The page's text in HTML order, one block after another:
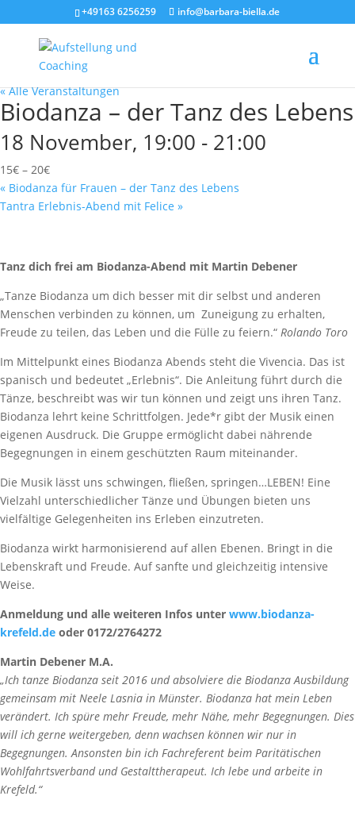
+49163 6256259 info@barbara-biella.de
« Alle Veranstaltungen
Biodanza – der Tanz des Lebens
18 November, 19:00 - 21:00
15€ – 20€
« Biodanza für Frauen – der Tanz des Lebens
Tantra Erlebnis-Abend mit Felice »
Tanz dich frei am Biodanza-Abend mit Martin Debener
„Tanze Biodanza um dich besser mit dir selbst und anderen
Menschen verbinden zu können, um Zuneigung zu erhalten,
Freude zu teilen, das Leben und die Fülle zu feiern.“ Rolando Toro
Im Mittelpunkt eines Biodanza Abends steht die Vivencia. Das ist
spanisch und bedeutet „Erlebnis“. Die Anleitung führt durch die
Tänze, beschreibt was wir tun können und zeigt uns ihren Tanz.
Biodanza lehrt keine Schrittfolgen. Jede*r gibt der Musik einen
eigenen Ausdruck. Die Gruppe ermöglicht dabei nährende
Begegnungen in einem geschützten Raum miteinander.
Die Musik lässt uns schwingen, fließen, springen…LEBEN! Eine
Vielzahl unterschiedlicher Tänze und Übungen bieten uns
vielfältige Gelegenheiten ins Erleben einzutreten.
Biodanza wirkt harmonisierend auf allen Ebenen. Bringt in die
Lebenskraft und Freude. Auf sanfte und gleichzeitig intensive
Weise.
Anmeldung und alle weiteren Infos unter www.biodanza-
krefeld.de oder 0172/2764272
Martin Debener M.A.
„Ich tanze Biodanza seit 2016 und absolviere die Biodanza Ausbildung
gemeinsam mit Neele Lasnia in Münster. Biodanza hat mein Leben
verändert. Ich spüre mehr Freude, mehr Nähe, mehr Begegnungen. Dies
will ich gerne weitergeben, denn wachsen können wir nur in
Begegnungen. Ansonsten bin ich Fachreferent beim Paritätischen
Wohlfahrtsverband und Gestalttherapeut. Ich lebe und arbeite in
Krefeld.“